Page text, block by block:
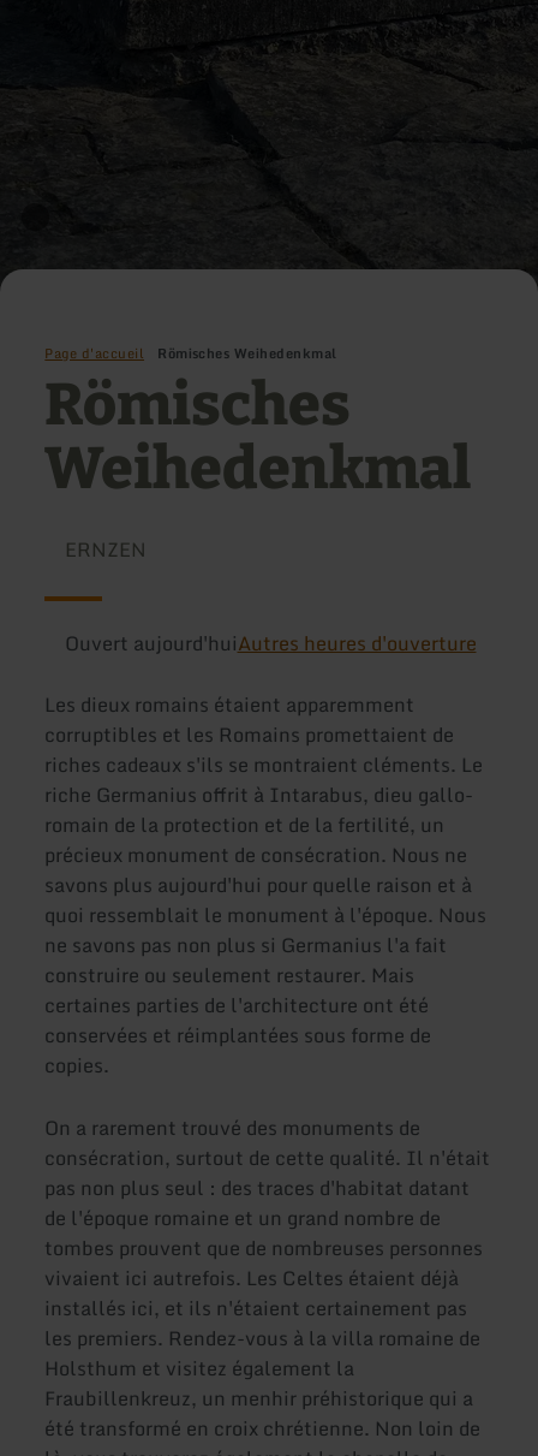
Page d'accueil Römisches Weihedenkmal
Römisches
Weihedenkmal
ERNZEN
Ouvert aujourd'huiAutres heures d'ouverture
Les dieux romains étaient apparemment
corruptibles et les Romains promettaient de
riches cadeaux s'ils se montraient cléments. Le
riche Germanius offrit à Intarabus, dieu gallo-
romain de la protection et de la fertilité, un
précieux monument de consécration. Nous ne
savons plus aujourd'hui pour quelle raison et à
quoi ressemblait le monument à l'époque. Nous
ne savons pas non plus si Germanius l'a fait
construire ou seulement restaurer. Mais
certaines parties de l'architecture ont été
conservées et réimplantées sous forme de
copies.
On a rarement trouvé des monuments de
consécration, surtout de cette qualité. Il n'était
pas non plus seul : des traces d'habitat datant
de l'époque romaine et un grand nombre de
tombes prouvent que de nombreuses personnes
vivaient ici autrefois. Les Celtes étaient déjà
installés ici, et ils n'étaient certainement pas
les premiers. Rendez-vous à la villa romaine de
Holsthum et visitez également la
Fraubillenkreuz, un menhir préhistorique qui a
été transformé en croix chrétienne. Non loin de